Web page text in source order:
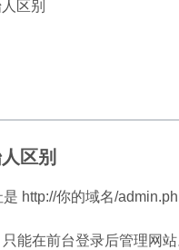
区别
区别
http://你的域名/
能在前台登录后管理网